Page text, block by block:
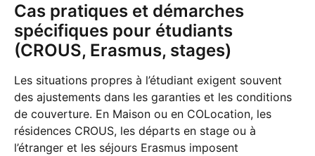
Cas pratiques et démarches
spécifiques pour étudiants
(CROUS, Erasmus, stages)
Les situations propres à l’étudiant exigent souvent
des ajustements dans les garanties et les conditions
de couverture. En Maison ou en COLocation, les
résidences CROUS, les départs en stage ou à
l’étranger et les séjours Erasmus imposent